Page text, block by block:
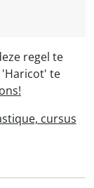
regel te
te
cursus